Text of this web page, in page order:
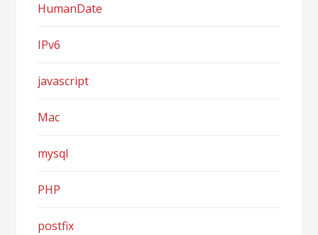
HumanDate
IPv6
javascript
Mac
mysql
PHP
postfix